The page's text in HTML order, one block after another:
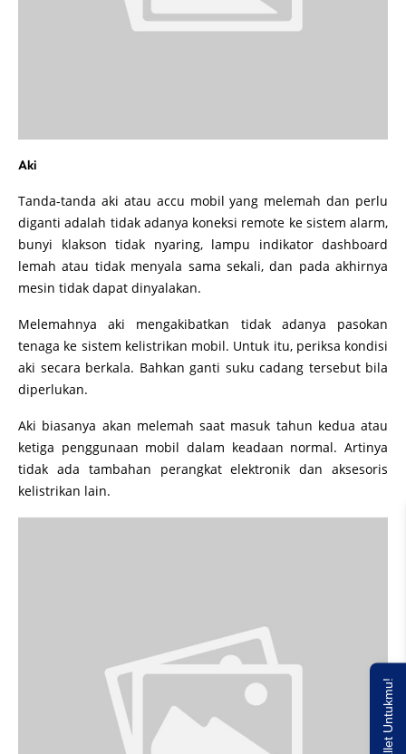
Aki
Tanda-tanda aki atau accu mobil yang melemah dan perlu
diganti adalah tidak adanya koneksi remote ke sistem alarm,
bunyi klakson tidak nyaring, lampu indikator dashboard
lemah atau tidak menyala sama sekali, dan pada akhirnya
mesin tidak dapat dinyalakan.
Melemahnya aki mengakibatkan tidak adanya pasokan
tenaga ke sistem kelistrikan mobil. Untuk itu, periksa kondisi
aki secara berkala. Bahkan ganti suku cadang tersebut bila
diperlukan.
Aki biasanya akan melemah saat masuk tahun kedua atau
ketiga penggunaan mobil dalam keadaan normal. Artinya
tidak ada tambahan perangkat elektronik dan aksesoris
kelistrikan lain.